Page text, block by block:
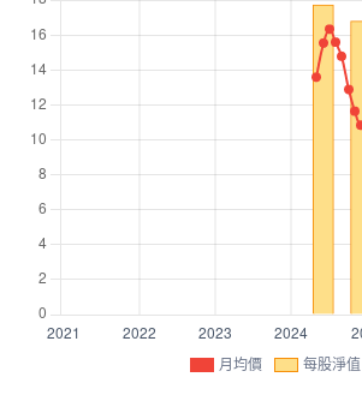
月均價 每股淨值